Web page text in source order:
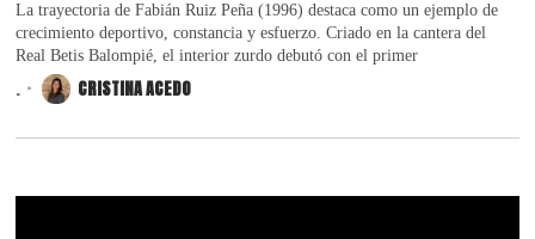
La trayectoria de Fabián Ruiz Peña (1996) destaca como un ejemplo de
crecimiento deportivo, constancia y esfuerzo. Criado en la cantera del
Real Betis Balompié, el interior zurdo debutó con el primer
. CRISTINA ACEDO